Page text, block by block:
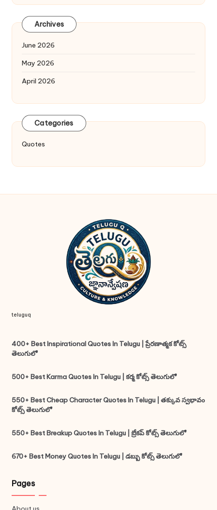
Archives
June 2026
May 2026
April 2026
Categories
Quotes
teluguq
400+ Best Inspirational Quotes In Telugu | ప్రేరణాత్మక కోట్స్
తెలుగులో
500+ Best Karma Quotes In Telugu | కర్మ కోట్స్ తెలుగులో
550+ Best Cheap Character Quotes In Telugu | తక్కువ స్వభావం
కోట్స్ తెలుగులో
550+ Best Breakup Quotes In Telugu | బ్రేకప్ కోట్స్ తెలుగులో
670+ Best Money Quotes In Telugu | డబ్బు కోట్స్ తెలుగులో
Pages